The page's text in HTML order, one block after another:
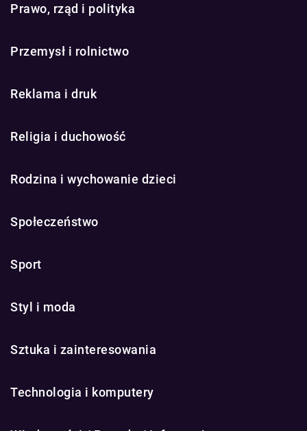
Prawo, rząd i polityka
Przemysł i rolnictwo
Reklama i druk
Religia i duchowość
Rodzina i wychowanie dzieci
Społeczeństwo
Sport
Styl i moda
Sztuka i zainteresowania
Technologia i komputery